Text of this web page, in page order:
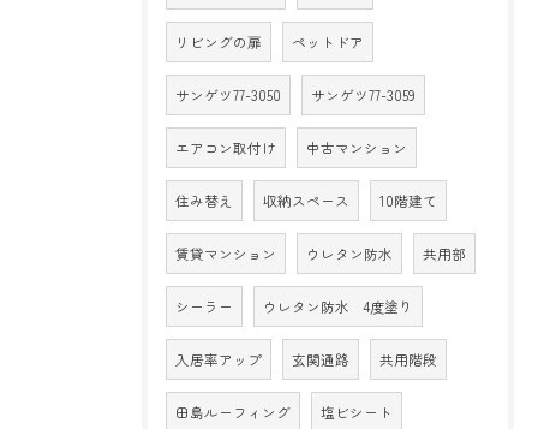
リビングの扉 ペットドア
サンゲツ77-3050 サンゲツ77-3059
エアコン取付け 中古マンション
住み替え 収納スペース 10階建て
賃貸マンション ウレタン防水 共用部
シーラー ウレタン防水 4度塗り
入居率アップ 玄関通路 共用階段
田島ルーフィング 塩ビシート